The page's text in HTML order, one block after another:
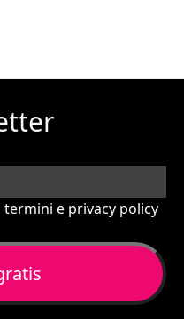
e privacy policy